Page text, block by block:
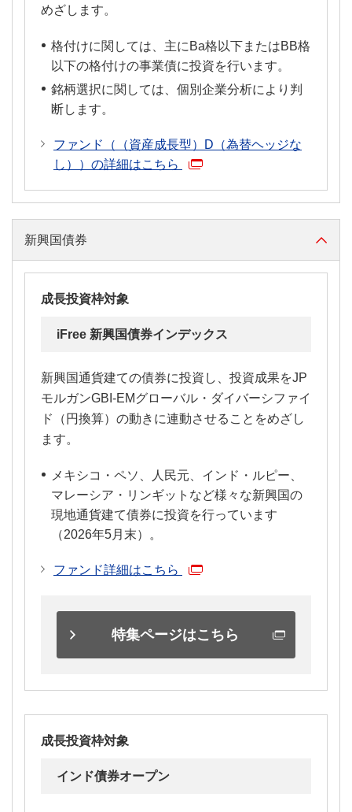
めざします。
格付けに関しては、主にBa格以下またはBB格
以下の格付けの事業債に投資を行います。
銘柄選択に関しては、個別企業分析により判
断します。
ファンド（（資産成長型）D（為替ヘッジな
し））の詳細はこちら
新興国債券
成長投資枠対象
iFree 新興国債券インデックス
新興国通貨建ての債券に投資し、投資成果をJP
モルガンGBI-EMグローバル・ダイバーシファイ
ド（円換算）の動きに連動させることをめざし
ます。
メキシコ・ペソ、人民元、インド・ルピー、
マレーシア・リンギットなど様々な新興国の
現地通貨建て債券に投資を行っています
（2026年5月末）。
ファンド詳細はこちら
特集ページはこちら
成長投資枠対象
インド債券オープン